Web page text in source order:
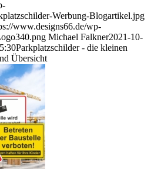
Werbung-Blogartikel.jpg
www.designs66.de/wp-
Michael Falkner2021-10-
Parkplatzschilder - die kleinen
Übersicht